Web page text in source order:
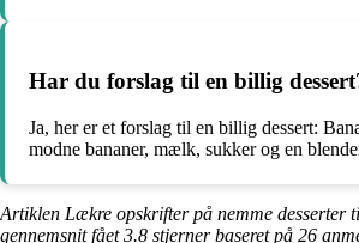
Har du forslag til en billig
Ja, her er et forslag til en billig dessert:
modne bananer, mælk, sukker og en
Artiklen Lækre opskrifter på nemme desserter
gennemsnit fået3.8 stjerner baseret på 26